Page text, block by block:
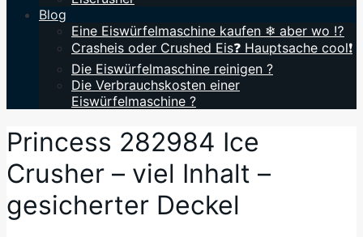
Blog
Eine Eiswürfelmaschine kaufen ❄ aber wo ⁉️
Crasheis oder Crushed Eis❓ Hauptsache cool❗
Die Eiswürfelmaschine reinigen ?
Die Verbrauchskosten einer
Eiswürfelmaschine ?
Princess 282984 Ice
Crusher – viel Inhalt –
gesicherter Deckel